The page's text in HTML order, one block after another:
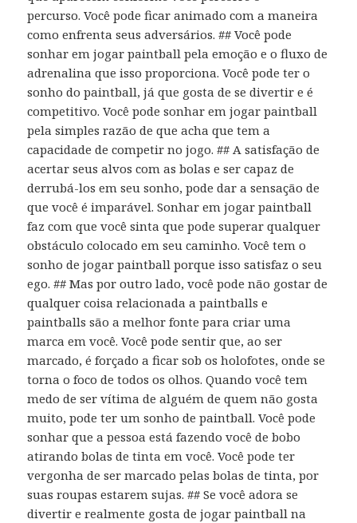
percurso. Você pode ficar animado com a maneira
como enfrenta seus adversários. ## Você pode
sonhar em jogar paintball pela emoção e o fluxo de
adrenalina que isso proporciona. Você pode ter o
sonho do paintball, já que gosta de se divertir e é
competitivo. Você pode sonhar em jogar paintball
pela simples razão de que acha que tem a
capacidade de competir no jogo. ## A satisfação de
acertar seus alvos com as bolas e ser capaz de
derrubá-los em seu sonho, pode dar a sensação de
que você é imparável. Sonhar em jogar paintball
faz com que você sinta que pode superar qualquer
obstáculo colocado em seu caminho. Você tem o
sonho de jogar paintball porque isso satisfaz o seu
ego. ## Mas por outro lado, você pode não gostar de
qualquer coisa relacionada a paintballs e
paintballs são a melhor fonte para criar uma
marca em você. Você pode sentir que, ao ser
marcado, é forçado a ficar sob os holofotes, onde se
torna o foco de todos os olhos. Quando você tem
medo de ser vítima de alguém de quem não gosta
muito, pode ter um sonho de paintball. Você pode
sonhar que a pessoa está fazendo você de bobo
atirando bolas de tinta em você. Você pode ter
vergonha de ser marcado pelas bolas de tinta, por
suas roupas estarem sujas. ## Se você adora se
divertir e realmente gosta de jogar paintball na